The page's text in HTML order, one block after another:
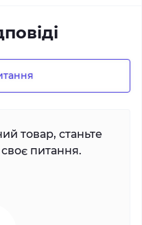
товар, станьте
питання.